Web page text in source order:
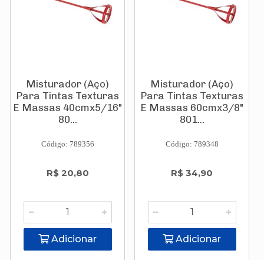
Misturador (Aço)
Para Tintas Texturas
E Massas 40cmx5/16"
80...
Código: 789356
R$ 20,80
Adicionar
Misturador (Aço)
Para Tintas Texturas
E Massas 60cmx3/8"
801...
Código: 789348
R$ 34,90
Adicionar